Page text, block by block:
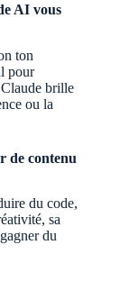
AI vous
ton
pour
brille
ou la
de contenu
du code,
sa
du